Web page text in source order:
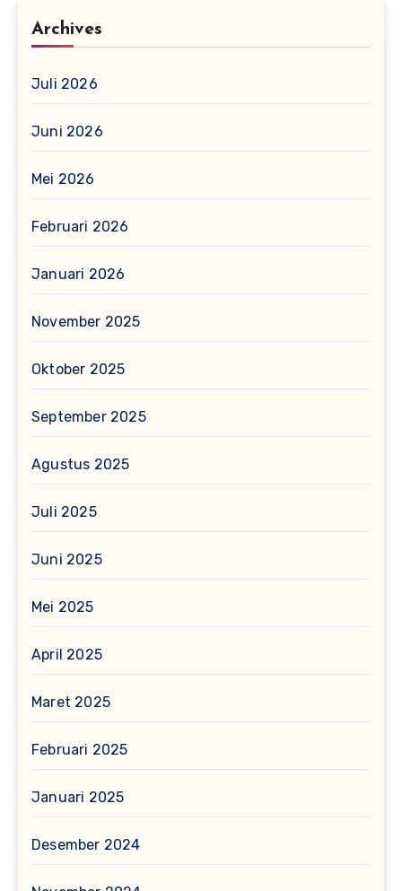
Archives
Juli 2026
Juni 2026
Mei 2026
Februari 2026
Januari 2026
November 2025
Oktober 2025
September 2025
Agustus 2025
Juli 2025
Juni 2025
Mei 2025
April 2025
Maret 2025
Februari 2025
Januari 2025
Desember 2024